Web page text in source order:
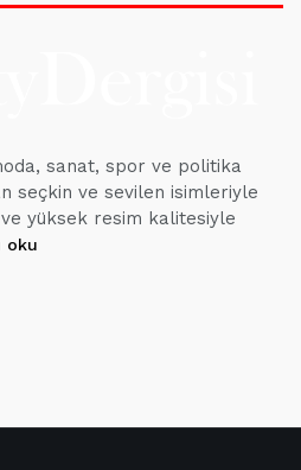
sanat, spor ve politika
seçkin ve sevilen isimleriyle
yüksek resim kalitesiyle
oku